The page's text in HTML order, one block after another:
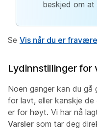
beskjed om
Se Vis når du er
Lydinnstillinger for
Noen ganger kan du gå
for lavt, eller kanskje
er for høyt. Vi har nå
Varsler som tar deg